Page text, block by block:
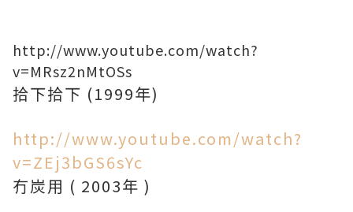
http://www.youtube.com/watch?
v=MRsz2nMtOSs
拾下拾下 (1999年)
http://www.youtube.com/watch?
v=ZEj3bGS6sYc
冇炭用 ( 2003年 )